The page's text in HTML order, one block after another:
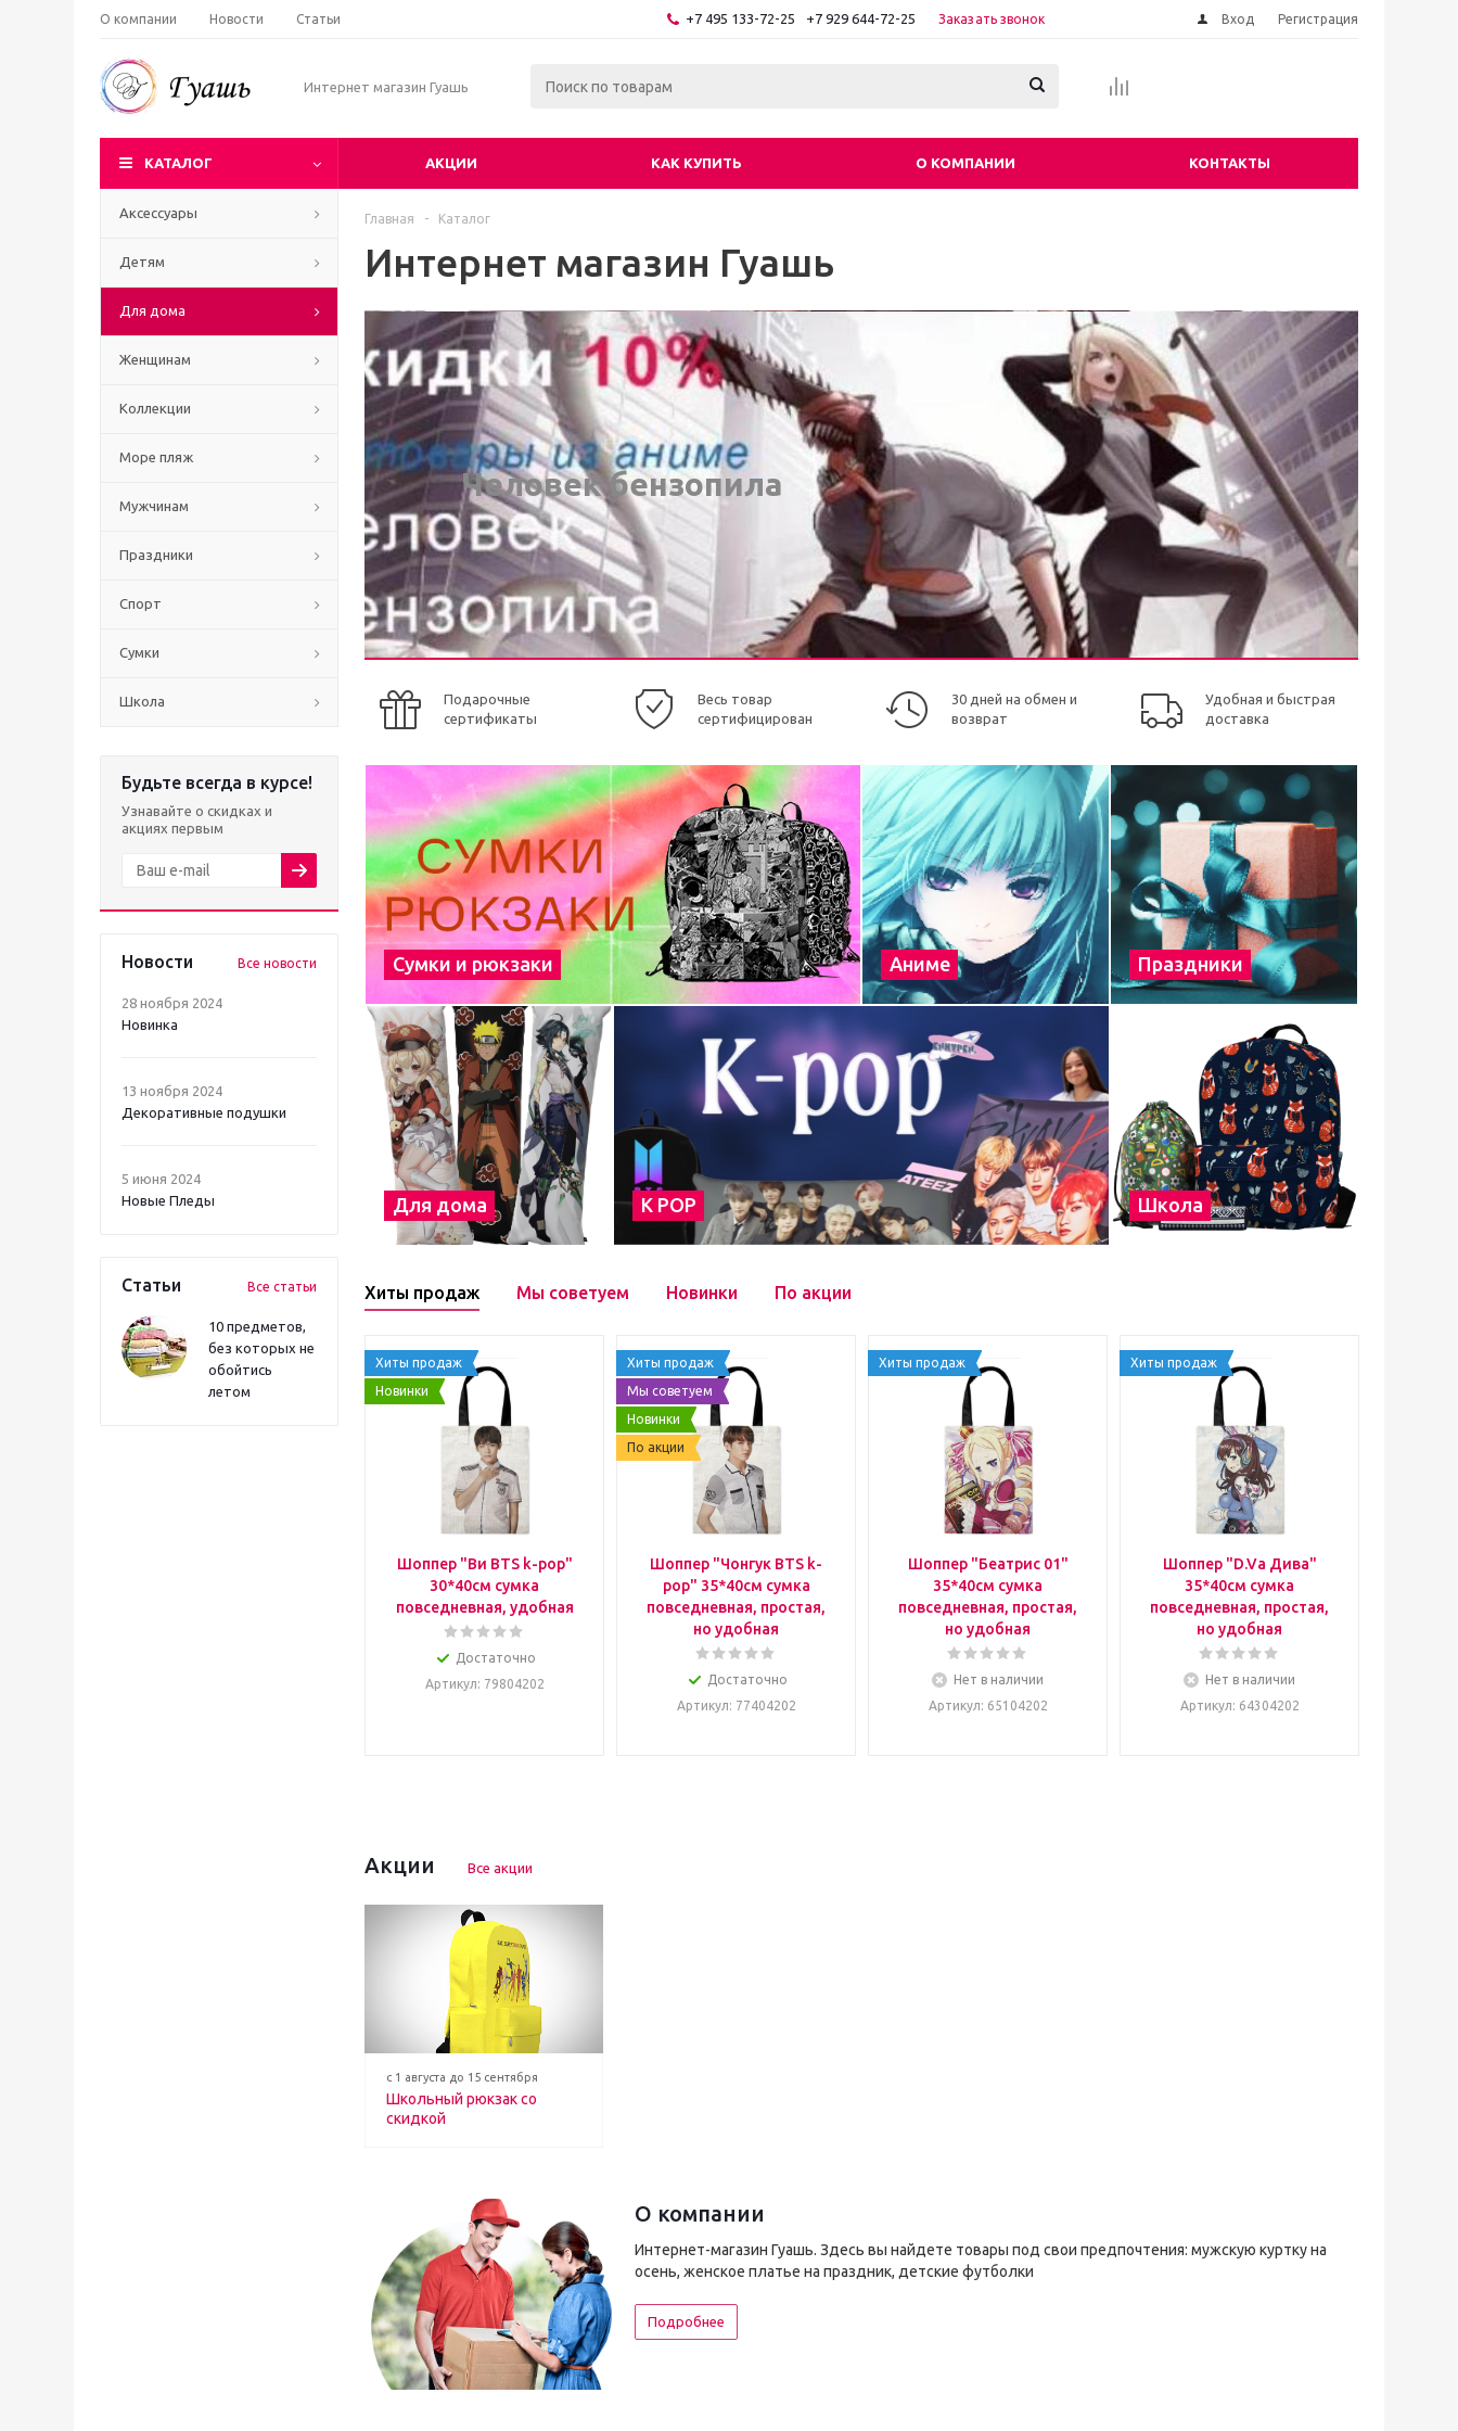
О компании Новости Статьи +7 495 133-72-25 +7 929 644-72-25 Заказать звонок Вход Регистрация
Интернет магазин Гуашь
КАТАЛОГ АКЦИИ КАК КУПИТЬ О КОМПАНИИ КОНТАКТЫ
Аксессуары
Детям
Для дома
Женщинам
Коллекции
Море пляж
Мужчинам
Праздники
Спорт
Сумки
Школа
Будьте всегда в курсе!
Узнавайте о скидках и
акциях первым
Новости Все новости
28 ноября 2024
Новинка
13 ноября 2024
Декоративные подушки
5 июня 2024
Новые Пледы
Статьи Все статьи
10 предметов,
без которых не
обойтись
летом
Главная - Каталог
Интернет магазин Гуашь
Человек бензопила
Подарочные
сертификаты
Весь товар
сертифицирован
30 дней на обмен и
возврат
Удобная и быстрая
доставка
Сумки и рюкзаки Аниме Праздники
Для дома К POP Школа
Хиты продаж Мы советуем Новинки По акции
Хиты продаж
Новинки
Шоппер "Ви BTS k-pop"
30*40см сумка
повседневная, удобная
Достаточно
Артикул: 79804202
Хиты продаж
Мы советуем
Новинки
По акции
Шоппер "Чонгук BTS k-
pop" 35*40см сумка
повседневная, простая,
но удобная
Достаточно
Артикул: 77404202
Хиты продаж
Шоппер "Беатрис 01"
35*40см сумка
повседневная, простая,
но удобная
Нет в наличии
Артикул: 65104202
Хиты продаж
Шоппер "D.Va Дива"
35*40см сумка
повседневная, простая,
но удобная
Нет в наличии
Артикул: 64304202
Акции Все акции
с 1 августа до 15 сентября
Школьный рюкзак со
скидкой
О компании
Интернет-магазин Гуашь. Здесь вы найдете товары под свои предпочтения: мужскую куртку на
осень, женское платье на праздник, детские футболки
Подробнее